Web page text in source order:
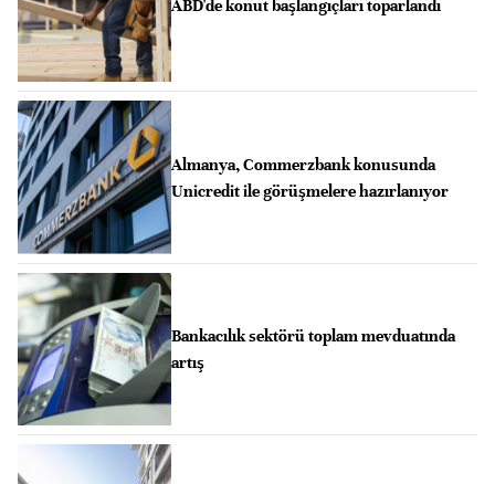
ABD'de konut başlangıçları toparlandı
Almanya, Commerzbank konusunda
Unicredit ile görüşmelere hazırlanıyor
Bankacılık sektörü toplam mevduatında
artış